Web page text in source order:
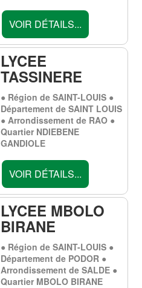
VOIR DÉTAILS...
LYCEE
TASSINERE
● Région de SAINT-LOUIS ●
Département de SAINT LOUIS
● Arrondissement de RAO ●
Quartier NDIEBENE
GANDIOLE
VOIR DÉTAILS...
LYCEE MBOLO
BIRANE
● Région de SAINT-LOUIS ●
Département de PODOR ●
Arrondissement de SALDE ●
Quartier MBOLO BIRANE